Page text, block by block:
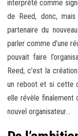
interprété comme
de Reed, donc,
partenaire du
parler comme d’une
pouvait faire
Reed, c’est la
un reboot et si cette
elle révèle finalement
nouvel organisateur…